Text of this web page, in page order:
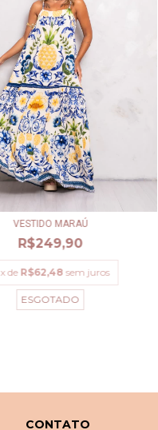
VESTIDO MARAÚ
R$249,90
x de R$62,48 sem juros
ESGOTADO
CONTATO